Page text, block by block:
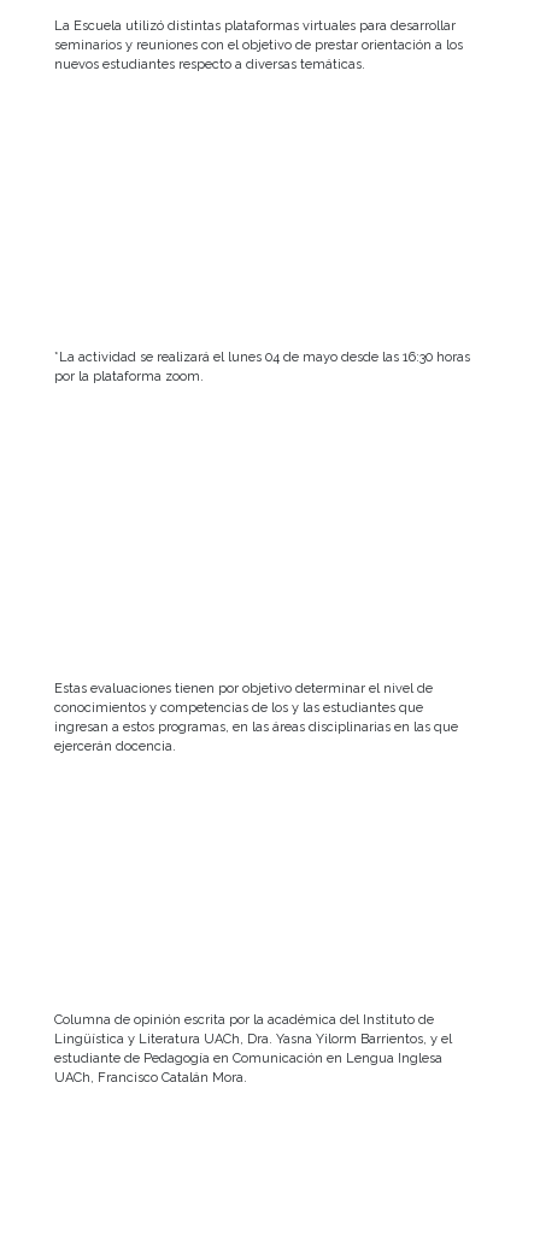
La Escuela utilizó distintas plataformas virtuales para desarrollar
seminarios y reuniones con el objetivo de prestar orientación a los
nuevos estudiantes respecto a diversas temáticas.
*La actividad se realizará el lunes 04 de mayo desde las 16:30 horas
por la plataforma zoom.
Estas evaluaciones tienen por objetivo determinar el nivel de
conocimientos y competencias de los y las estudiantes que
ingresan a estos programas, en las áreas disciplinarias en las que
ejercerán docencia.
Columna de opinión escrita por la académica del Instituto de
Lingüística y Literatura UACh, Dra. Yasna Yilorm Barrientos, y el
estudiante de Pedagogía en Comunicación en Lengua Inglesa
UACh, Francisco Catalán Mora.